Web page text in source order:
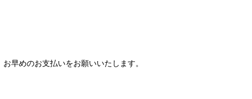
早めのお支払いをお願いいたします。